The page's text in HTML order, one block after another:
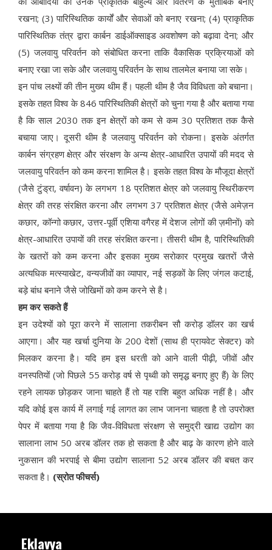
रखना; (3) पारिस्थितिक कार्यों और सेवाओं को बनाए रखना; (4) प्राकृतिक
पारिस्थितिक तंत्र द्वारा कार्बन डाईऑक्साइड अवशोषण को बढ़ावा देना; और
(5) जलवायु परिवर्तन को संबोधित करना ताकि वैकासिक प्रक्रियाओं को
बनाए रखा जा सके और जलवायु परिवर्तन के साथ तालमेल बनाया जा सके।
इन पांच लक्ष्यों की तीन मुख्य थीम हैं। पहली थीम है जैव विविधता को बचाना।
इसके तहत विश्व के 846 पारिस्थितिकी क्षेत्रों को चुना गया है और बताया गया
है कि साल 2030 तक इन क्षेत्रों को कम से कम 30 प्रतिशत तक कैसे
बचाया जाए। दूसरी थीम है जलवायु परिवर्तन को रोकना। इसके अंतर्गत
कार्बन संग्रहण क्षेत्र और संरक्षण के अन्य क्षेत्र-आधारित उपायों की मदद से
जलवायु परिवर्तन को कम करना शामिल है। इसके तहत विश्व के मौजूदा क्षेत्रों
(जैसे टुंड्रा, वर्षावन) के लगभग 18 प्रतिशत क्षेत्र को जलवायु स्थिरीकरण
क्षेत्र की तरह संरक्षित करना और लगभग 37 प्रतिशत क्षेत्र (जैसे अमेज़न
कछार, कॉन्गो कछार, उत्तर-पूर्वी एशिया वगैरह में देशज लोगों की ज़मीनों) को
क्षेत्र-आधारित उपायों की तरह संरक्षित करना। तीसरी थीम है, पारिस्थितिकी
के खतरों को कम करना और इसका मुख्य सरोकार प्रमुख खतरों जैसे
अत्यधिक मत्स्याखेट, वन्यजीवों का व्यापार, नई सड़कों के लिए जंगल कटाई,
बड़े बांध बनाने जैसे जोखिमों को कम करने से है।
हम कर सकते हैं
इन उदेश्यों को पूरा करने में सालाना तकरीबन सौ करोड़ डॉलर का खर्च
आएगा। और यह खर्चा दुनिया के 200 देशों (साथ ही प्रायवेट सेक्टर) को
मिलकर करना है। यदि हम इस धरती को आने वाली पीढ़ी, जीवों और
वनस्पतियों (जो पिछले 55 करोड़ वर्ष से पृथ्वी को समृद्ध बनाए हुए हैं) के लिए
रहने लायक छोड़कर जाना चाहते हैं तो यह राशि बहुत अधिक नहीं है। और
यदि कोई इस कार्य में लगाई गई लागत का लाभ जानना चाहता है तो उपरोक्त
पेपर में बताया गया है कि जैव-विविधता संरक्षण से समुद्री खाद्य उद्योग का
सालाना लाभ 50 अरब डॉलर तक हो सकता है और बाढ़ के कारण होने वाले
नुकसान की भरपाई से बीमा उद्योग सालाना 52 अरब डॉलर की बचत कर
सकता है। (स्रोत फीचर्स)
Eklavya